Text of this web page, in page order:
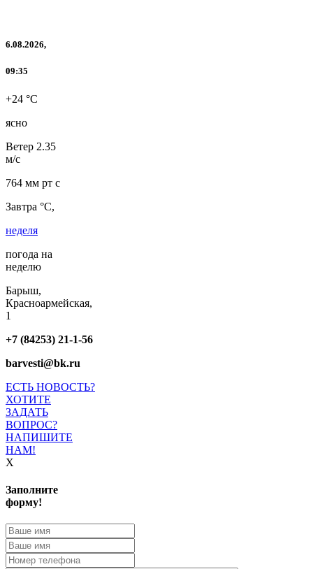
6.08.2026,
09:35
+24 °C
ясно
Ветер 2.35
м/с
764 мм рт с
Завтра °C,
неделя
погода на
неделю
Барыш,
Красноармейская,
1
+7 (84253) 21-1-56
barvesti@bk.ru
ЕСТЬ НОВОСТЬ?
ХОТИТЕ
ЗАДАТЬ
ВОПРОС?
НАПИШИТЕ
НАМ!
X
Заполните
форму!